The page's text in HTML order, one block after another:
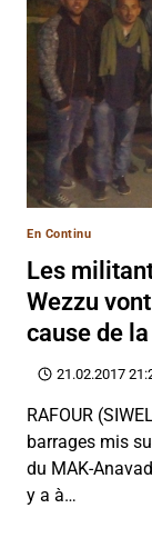
En Continu
Les
Wezzu
cause de
21.02.2017
RAFOUR
barrages mis
du MAK-
y a à…